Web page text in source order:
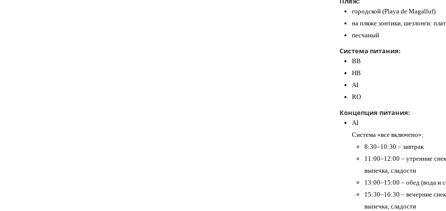
городской (Playa de Magalluf)
на пляже зонтики, шезлонги:
песчаный
Система питания:
BB
HB
AI
RO
Концепция питания:
AI
Система «все включено»:
8:30–10:30 – завтрак
11:00–12:00 – утренние
выпечка, сладости
13:00–15:00 – обед (вода и
15:30–16:30 – вечерние
выпечка, сладости